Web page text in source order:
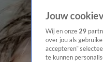
Jouw
Wij en onze 29
over jou als
accepteren”
te kunnen